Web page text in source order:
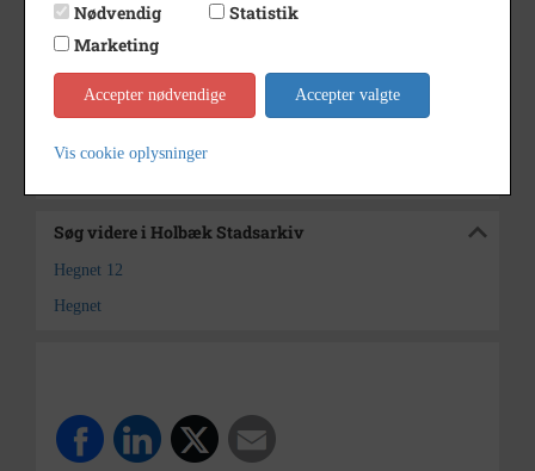
Fotograf Ukendt
13 x 9
Holbæk Stadsarkiv
Kontakt arkivet
Søg videre i Holbæk Stadsarkiv
Hegnet 12
Hegnet
Nødvendig
Statistik
Marketing
Accepter nødvendige Accepter valgte
Vis cookie oplysninger